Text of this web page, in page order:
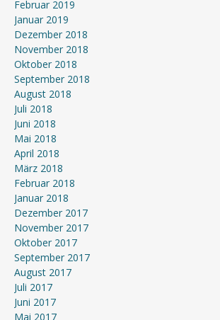
Februar 2019
Januar 2019
Dezember 2018
November 2018
Oktober 2018
September 2018
August 2018
Juli 2018
Juni 2018
Mai 2018
April 2018
März 2018
Februar 2018
Januar 2018
Dezember 2017
November 2017
Oktober 2017
September 2017
August 2017
Juli 2017
Juni 2017
Mai 2017